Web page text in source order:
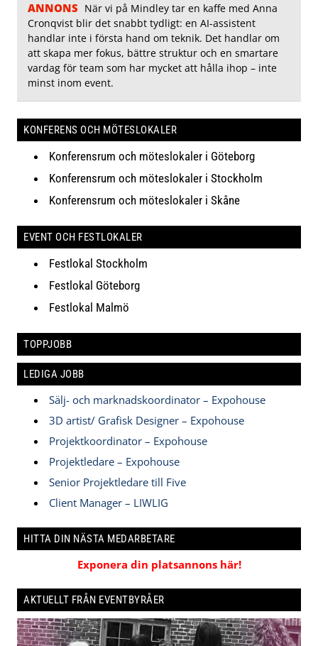
ANNONS När vi på Mindley tar en kaffe med Anna
Cronqvist blir det snabbt tydligt: en AI-assistent
handlar inte i första hand om teknik. Det handlar om
att skapa mer fokus, bättre struktur och en smartare
vardag för team som har mycket att hålla ihop – inte
minst inom event.
KONFERENS OCH MÖTESLOKALER
Konferensrum och möteslokaler i Göteborg
Konferensrum och möteslokaler i Stockholm
Konferensrum och möteslokaler i Skåne
EVENT OCH FESTLOKALER
Festlokal Stockholm
Festlokal Göteborg
Festlokal Malmö
TOPPJOBB
LEDIGA JOBB
Sälj- och marknadskoordinator – Expohouse
3D artist/ Grafisk Designer – Expohouse
Projektkoordinator – Expohouse
Projektledare – Expohouse
Senior Projektledare till Five
Client Manager – LIWLIG
HITTA DIN NÄSTA MEDARBETARE
Exponera din platsannons här!
AKTUELLT FRÅN EVENTBYRÅER